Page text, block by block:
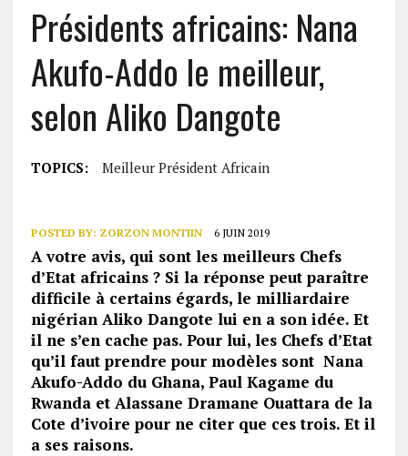
Présidents africains: Nana
Akufo-Addo le meilleur,
selon Aliko Dangote
TOPICS: Meilleur Président Africain
POSTED BY: ZORZON MONTIIN 6 JUIN 2019
A votre avis, qui sont les meilleurs Chefs
d’Etat africains ? Si la réponse peut paraître
difficile à certains égards, le milliardaire
nigérian Aliko Dangote lui en a son idée. Et
il ne s’en cache pas. Pour lui, les Chefs d’Etat
qu’il faut prendre pour modèles sont Nana
Akufo-Addo du Ghana, Paul Kagame du
Rwanda et Alassane Dramane Ouattara de la
Cote d’ivoire pour ne citer que ces trois. Et il
a ses raisons.